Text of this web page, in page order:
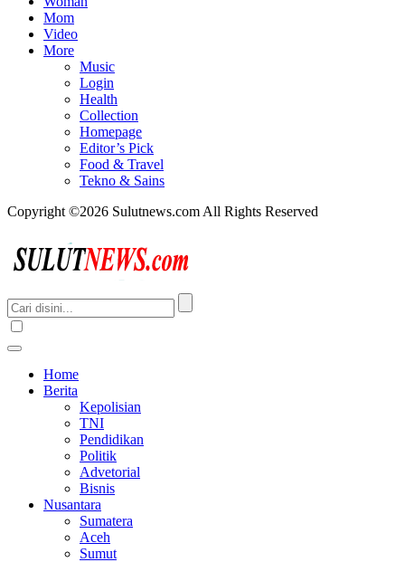
Mom
Video
More
Music
Login
Health
Collection
Homepage
Editor’s Pick
Food & Travel
Tekno & Sains
Copyright ©2026 Sulutnews.com All Rights Reserved
Home
Berita
Kepolisian
TNI
Pendidikan
Politik
Advetorial
Bisnis
Nusantara
Sumatera
Aceh
Sumut